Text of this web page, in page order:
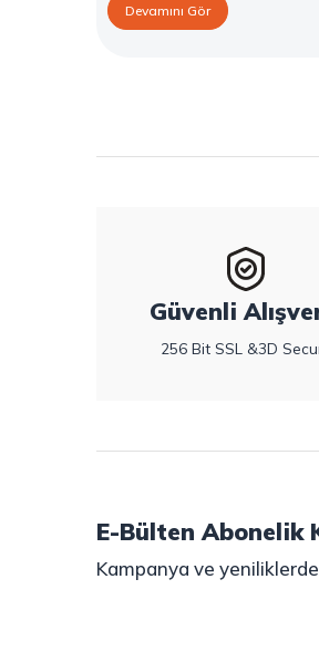
hijyenik ped çeşitleri, seçim
pedlerin sunduğu koruma
Devamını Gör
Güvenli
256 Bit SSL &3D
E-Bülten Abonelik
Kampanya ve